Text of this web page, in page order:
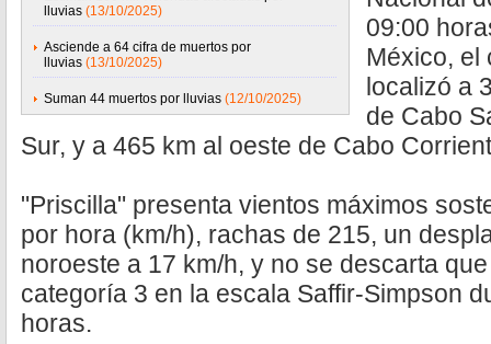
lluvias (13/10/2025)
Asciende a 64 cifra de muertos por
lluvias (13/10/2025)
Suman 44 muertos por lluvias (12/10/2025)
09:00
México, el
localizó a
de Cabo
Sur, y a 465 km al oeste de Cabo
"Priscilla" presenta vientos máximos
por hora (km/h), rachas de 215, un
noroeste a 17 km/h, y no se descarta
categoría 3 en la escala Saffir-Simpson
horas.